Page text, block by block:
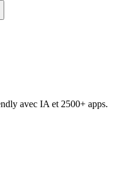
avec IA et 2500+ apps.